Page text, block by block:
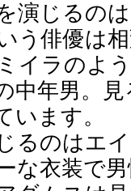
演じるの
う俳優は
イラのよ
中年男。
います。
るのはエ
な衣装で